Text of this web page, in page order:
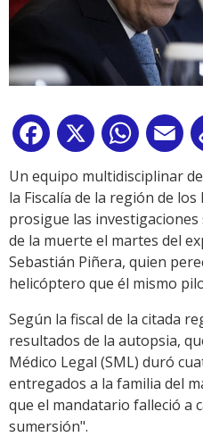
Facebook
X
Un equipo multidisciplinar
la Fiscalía de la región de
prosigue las investigaciones
de la muerte el martes del
Sebastián Piñera, quien
helicóptero que él mismo
Según la fiscal de la citada
resultados de la autopsia,
Médico Legal (SML) duró
entregados a la familia del
que el mandatario falleció a
sumersión".